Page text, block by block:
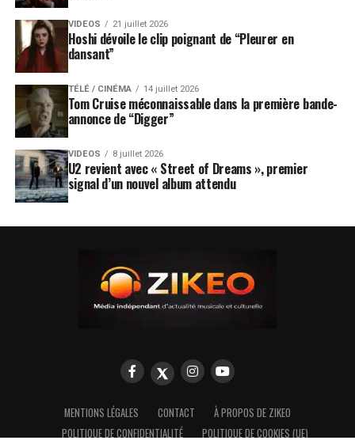
VIDEOS 21 juillet 2026
Hoshi dévoile le clip poignant de “Pleurer en
dansant”
TÉLÉ / CINÉMA 14 juillet 2026
Tom Cruise méconnaissable dans la première bande-
annonce de “Digger”
VIDEOS 8 juillet 2026
U2 revient avec « Street of Dreams », premier
signal d’un nouvel album attendu
MENTIONS LÉGALES CONTACT
À PROPOS DE ZIKEO
POLITIQUE DE CONFIDENTIALITÉ
POLITIQUE DE COOKIES (UE)